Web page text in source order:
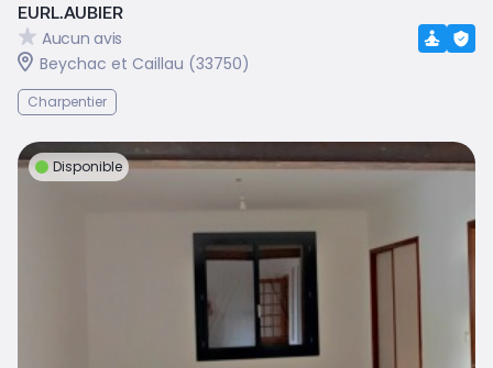
EURL.AUBIER
Aucun avis
Beychac et Caillau (33750)
Charpentier
Disponible